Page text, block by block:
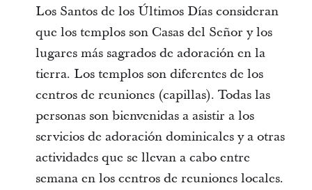
Los Santos de los Últimos Días consideran
que los templos son Casas del Señor y los
lugares más sagrados de adoración en la
tierra. Los templos son diferentes de los
centros de reuniones (capillas). Todas las
personas son bienvenidas a asistir a los
servicios de adoración dominicales y a otras
actividades que se llevan a cabo entre
semana en los centros de reuniones locales.